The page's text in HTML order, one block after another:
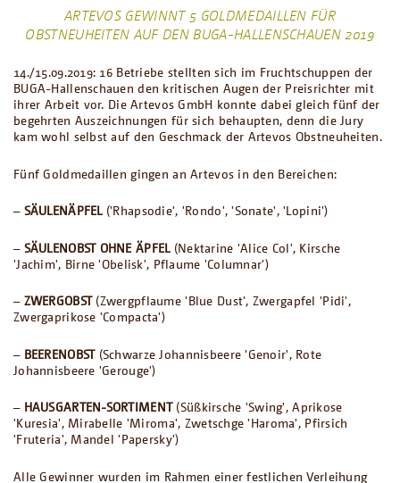
ARTEVOS GEWINNT 5 GOLDMEDAILLEN FÜR
OBSTNEUHEITEN AUF DEN BUGA-HALLENSCHAUEN 2019
14./15.09.2019: 16 Betriebe stellten sich im Fruchtschuppen der
BUGA-Hallenschauen den kritischen Augen der Preisrichter mit
ihrer Arbeit vor. Die Artevos GmbH konnte dabei gleich fünf der
begehrten Auszeichnungen für sich behaupten, denn die Jury
kam wohl selbst auf den Geschmack der Artevos Obstneuheiten.
Fünf Goldmedaillen gingen an Artevos in den Bereichen:
– SÄULENÄPFEL ('Rhapsodie', 'Rondo', 'Sonate', 'Lopini')
– SÄULENOBST OHNE ÄPFEL(Nektarine 'Alice Col', Kirsche
'Jachim', Birne 'Obelisk', Pflaume 'Columnar')
– ZWERGOBST(Zwergpflaume 'Blue Dust', Zwergapfel 'Pidi',
Zwergaprikose 'Compacta')
– BEERENOBST (Schwarze Johannisbeere 'Genoir', Rote
Johannisbeere 'Gerouge')
– HAUSGARTEN-SORTIMENT (Süßkirsche 'Swing', Aprikose
'Kuresia', Mirabelle 'Miroma', Zwetschge 'Haroma', Pfirsich
'Fruteria', Mandel 'Papersky')
Alle Gewinner wurden im Rahmen einer festlichen Verleihung